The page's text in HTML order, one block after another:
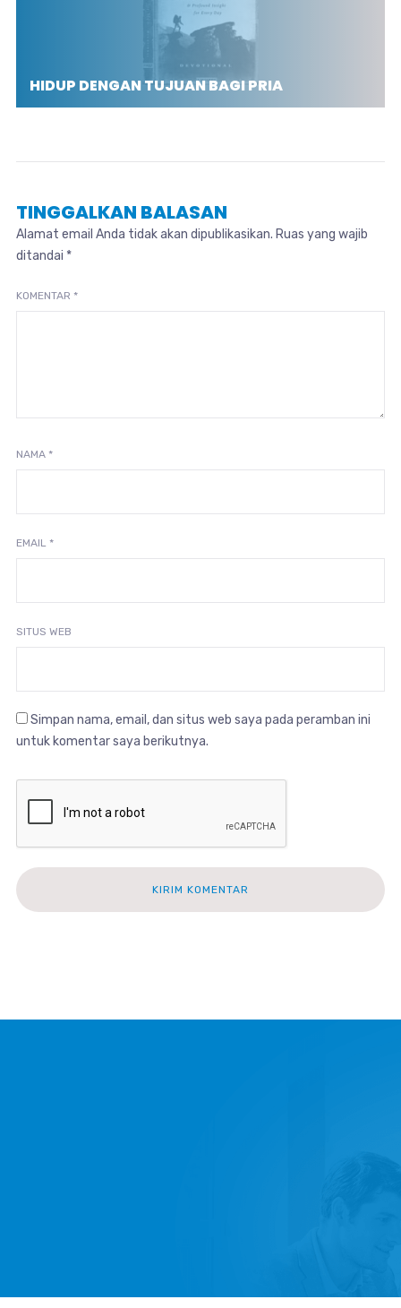
HIDUP DENGAN TUJUAN BAGI PRIA
TINGGALKAN BALASAN
Alamat email Anda tidak akan dipublikasikan. Ruas yang wajib
ditandai *
KOMENTAR *
NAMA *
EMAIL *
SITUS WEB
Simpan nama, email, dan situs web saya pada peramban ini
untuk komentar saya berikutnya.